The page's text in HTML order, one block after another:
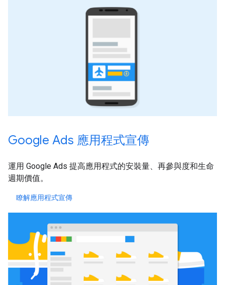
Google Ads 應用程式宣傳
運用 Google Ads 提高應用程式的安裝量、再參與度和生命
週期價值。
瞭解應用程式宣傳